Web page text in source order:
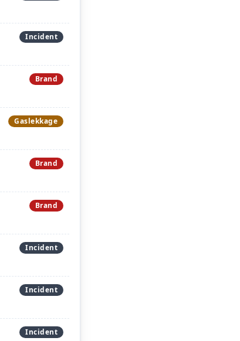
Incident
Brand
Gaslekkage
Brand
Brand
Incident
Incident
Incident